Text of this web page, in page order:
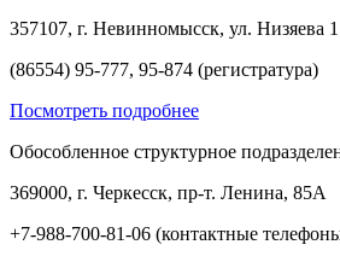
357107, г. Невинномысск, ул. Низяева 1
(86554) 95-777, 95-874 (регистратура)
Посмотреть подробнее
Обособленное структурное
369000, г. Черкесск, пр-т. Ленина, 85А
+7-988-700-81-06 (контактные